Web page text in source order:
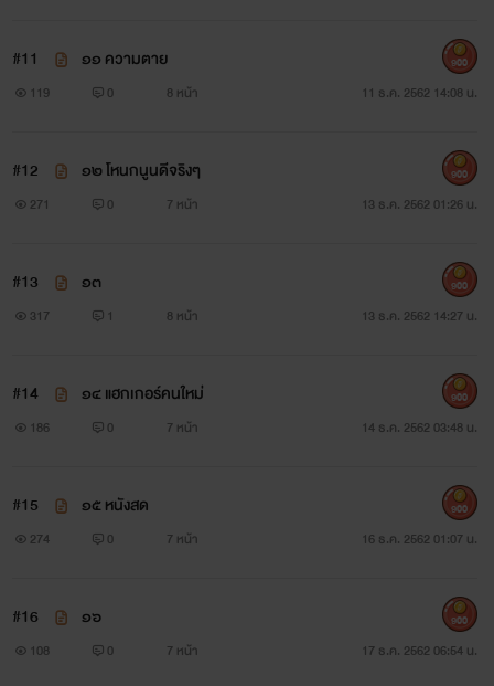
#11 ๑๑ ความตาย
119 0 8 หน้า 11 ธ.ค. 2562 14:08 น.
900
#12 ๑๒ โหนกนูนดีจริงๆ
271 0 7 หน้า 13 ธ.ค. 2562 01:26 น.
900
#13 ๑๓
317 1 8 หน้า 13 ธ.ค. 2562 14:27 น.
900
#14 ๑๔ แฮกเกอร์คนใหม่
186 0 7 หน้า 14 ธ.ค. 2562 03:48 น.
900
#15 ๑๕ หนังสด
274 0 7 หน้า 16 ธ.ค. 2562 01:07 น.
900
#16 ๑๖
108 0 7 หน้า 17 ธ.ค. 2562 06:54 น.
900